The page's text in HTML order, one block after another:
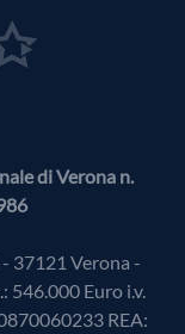
di Verona n.
- 37121 Verona -
546.000 Euro i.v.
REA: